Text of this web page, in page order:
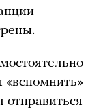
«вспомнить»